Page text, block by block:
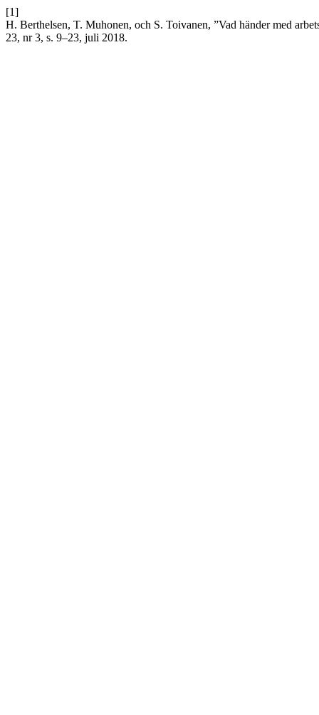
[1]
H. Berthelsen, T. Muhonen, och S. Toivanen, ”Vad händer med
23, nr 3, s. 9–23, juli 2018.